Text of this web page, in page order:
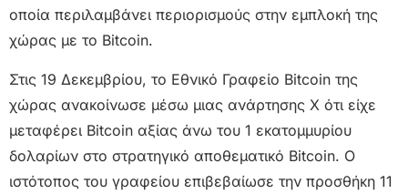
οποία περιλαμβάνει περιορισμούς στην εμπλοκή της
χώρας με το Bitcoin.
Στις 19 Δεκεμβρίου, το Εθνικό Γραφείο Bitcoin της
χώρας ανακοίνωσε μέσω μιας ανάρτησης X ότι είχε
μεταφέρει Bitcoin αξίας άνω του 1 εκατομμυρίου
δολαρίων στο στρατηγικό αποθεματικό Bitcoin. Ο
ιστότοπος του γραφείου επιβεβαίωσε την προσθήκη 11